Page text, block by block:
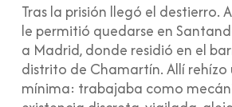
Tras la prisión llegó el destierro.
le permitió quedarse en
a Madrid, donde residió en el
distrito de Chamartín. Allí rehízo
mínima: trabajaba como